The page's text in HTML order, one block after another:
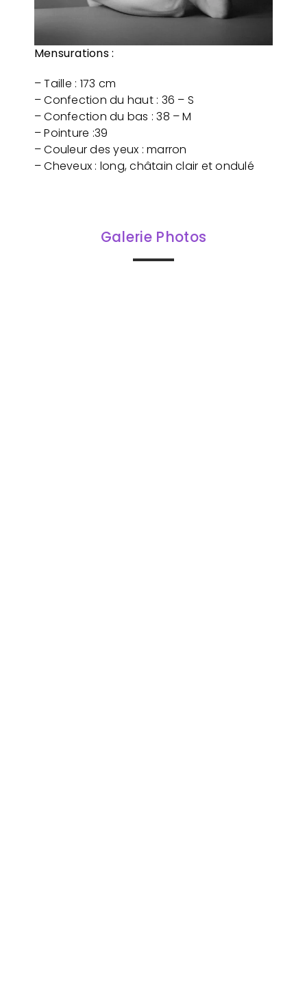
Mensurations :
– Taille : 173 cm
– Confection du haut : 36 – S
– Confection du bas : 38 – M
– Pointure :39
– Couleur des yeux : marron
– Cheveux : long, châtain clair et ondulé
Galerie Photos